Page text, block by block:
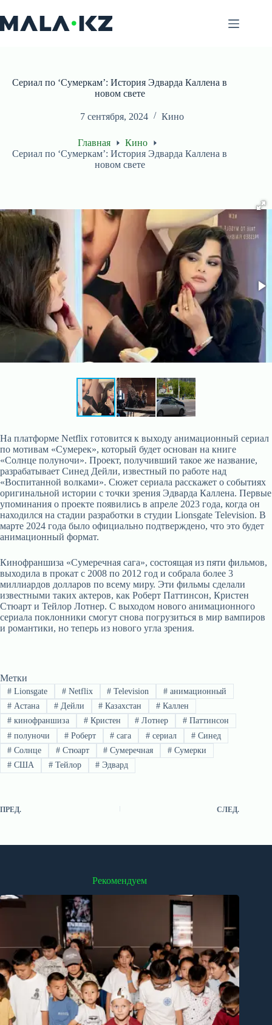
к
сути
Сериал по ‘Сумеркам’: История Эдварда Каллена в
новом свете
7 сентября, 2024 Кино
Главная
Кино
Сериал по ‘Сумеркам’: История Эдварда Каллена в
новом свете
На платформе Netflix готовится к выходу анимационный сериал
по мотивам «Сумерек», который будет основан на книге
«Солнце полуночи». Проект, получивший такое же название,
разрабатывает Синед Дейли, известный по работе над
«Воспитанной волками». Сюжет сериала расскажет о событиях
оригинальной истории с точки зрения Эдварда Каллена. Первые
упоминания о проекте появились в апреле 2023 года, когда он
находился на стадии разработки в студии Lionsgate Television. В
марте 2024 года было официально подтверждено, что это будет
анимационный формат.
Кинофраншиза «Сумеречная сага», состоящая из пяти фильмов,
выходила в прокат с 2008 по 2012 год и собрала более 3
миллиардов долларов по всему миру. Эти фильмы сделали
известными таких актеров, как Роберт Паттинсон, Кристен
Стюарт и Тейлор Лотнер. С выходом нового анимационного
сериала поклонники смогут снова погрузиться в мир вампиров
и романтики, но теперь из нового угла зрения.
Метки
#Lionsgate #Netflix # Television # анимационный
#Астана #Дейли # Казахстан # Каллен
#кинофраншиза #Кристен # Лотнер # Паттинсон
#полуночи #Роберт # сага # сериал # Синед
#Солнце #Стюарт # Сумеречная # Сумерки
#США #Тейлор # Эдвард
ПРЕД. СЛЕД.
Рекомендуем